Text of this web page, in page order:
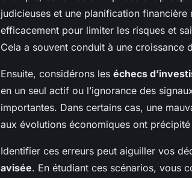
judicieuses et une planification
efficacement pour limiter les risques et
Cela a souvent conduit à une croissance
Ensuite, considérons les échecs
en un seul actif ou l’ignorance des
importantes. Dans certains cas, une
aux évolutions économiques ont
Identifier ces erreurs peut aiguiller vos
avisée. En étudiant ces scénarios, vous